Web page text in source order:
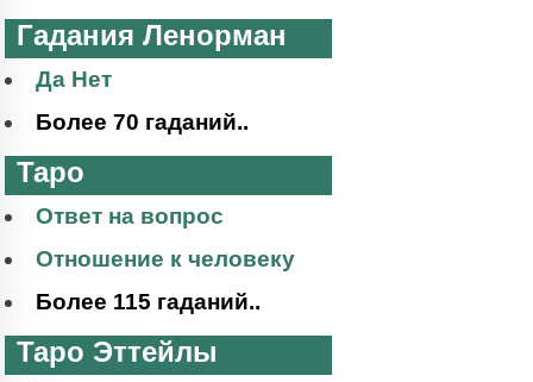
Гадания Ленорман
Да Нет
Более 70 гаданий..
Таро
Ответ на вопрос
Отношение к человеку
Более 115 гаданий..
Таро Эттейлы